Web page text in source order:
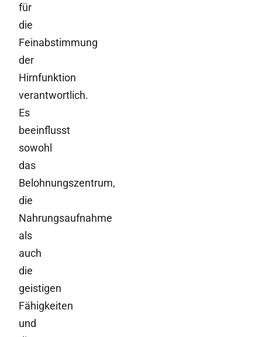
für
die
Feinabstimmung
der
Hirnfunktion
verantwortlich.
Es
beeinflusst
sowohl
das
Belohnungszentrum,
die
Nahrungsaufnahme
als
auch
die
geistigen
Fähigkeiten
und